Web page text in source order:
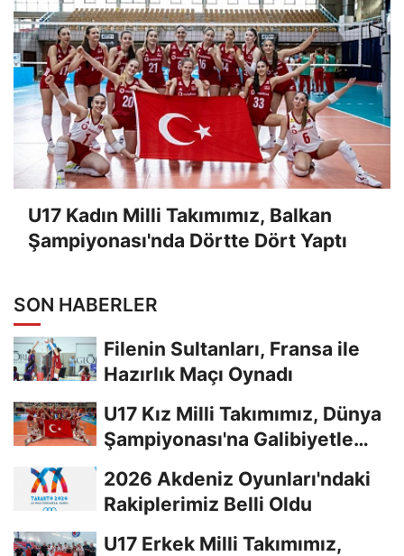
U17 Kadın Milli Takımımız, Balkan
Şampiyonası'nda Dörtte Dört Yaptı
SON HABERLER
Filenin Sultanları, Fransa ile
Hazırlık Maçı Oynadı
U17 Kız Milli Takımımız, Dünya
Şampiyonası'na Galibiyetle
2026 Akdeniz Oyunları'ndaki
Rakiplerimiz Belli Oldu
U17 Erkek Milli Takımımız,